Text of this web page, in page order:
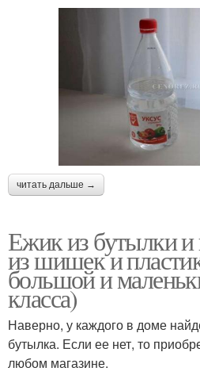
читать дальше →
Ежик из бутылки
из шишек и
большой и
класса)
Наверно, у каждого в доме
бутылка. Если ее нет, то
любом магазине.